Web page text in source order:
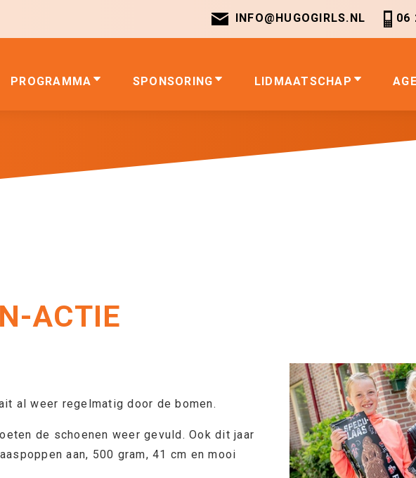
INFO@HUGOGIRLS.NL 06
PROGRAMMA SPONSORING LIDMAATSCHAP
ACTIE
al weer regelmatig door de bomen.
de schoenen weer gevuld. Ook dit jaar
aan, 500 gram, 41 cm en mooi